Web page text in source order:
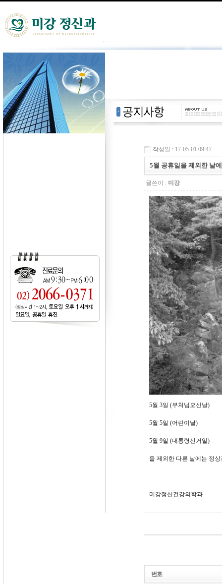
작성일 : 17-05-01 09:47
5월 공휴일을 제외한 날
글쓴이 : 미강
5월 3일 (부처님오신날)
5월 5일 (어린이날)
5월 9일 (대통령선거일)
을 제외한 다른 날에는 정
미강정신건강의학과
번호